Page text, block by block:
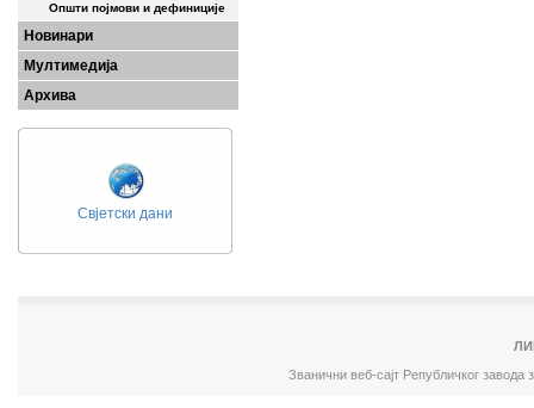
Општи појмови и дефиниције
Новинари
Мултимедија
Архива
Свјетски дани
Званични веб-сајт Републичког